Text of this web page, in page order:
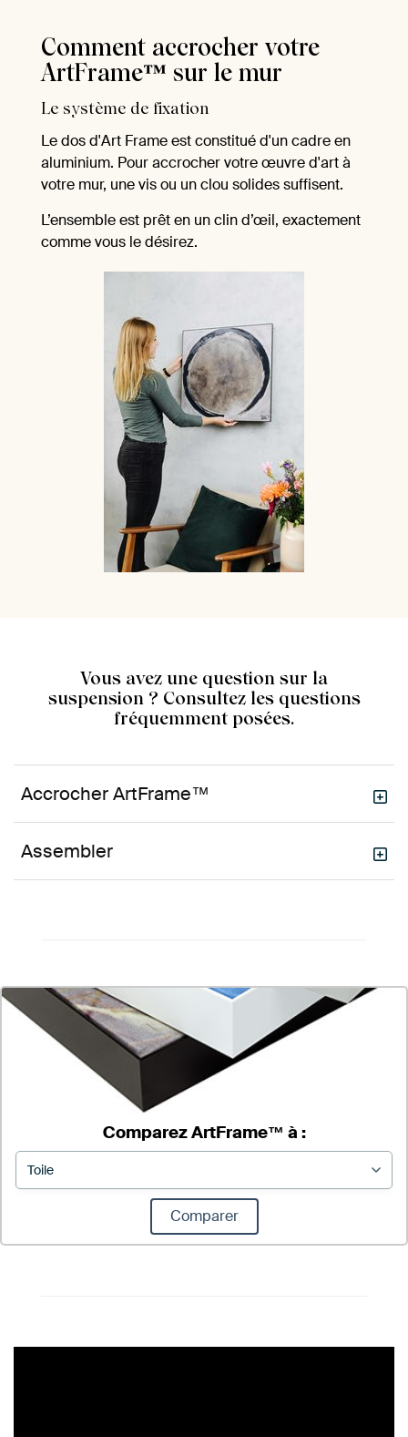
Comment accrocher votre
ArtFrame™ sur le mur
Le système de fixation
Le dos d'Art Frame est constitué d'un cadre en
aluminium. Pour accrocher votre œuvre d'art à
votre mur, une vis ou un clou solides suffisent.
L’ensemble est prêt en un clin d’œil, exactement
comme vous le désirez.
Vous avez une question sur la
suspension ? Consultez les questions
fréquemment posées.
Accrocher ArtFrame™
Assembler
Comparez ArtFrame™ à :
Comparer